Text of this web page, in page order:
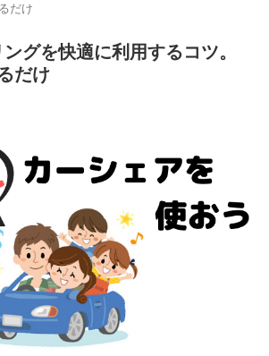
だけ
グを快適に利用するコツ。
だけ